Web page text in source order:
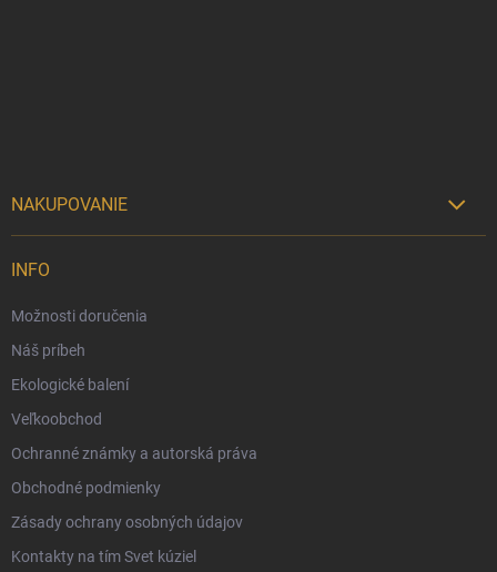
NAKUPOVANIE 
Darčekový radca 🎁
Moja objednávka
Reklamácia a vrátenie tovaru
Vernostný program
Veľkoobchod
Ekologické balenie objednávok
Obchodné podmienky
Zásady ochrany osobných údajov
INFO
Možnosti doručenia
Náš príbeh
Ekologické balení
Veľkoobchod
Ochranné známky a autorská práva
Obchodné podmienky
Zásady ochrany osobných údajov
Kontakty na tím Svet kúziel